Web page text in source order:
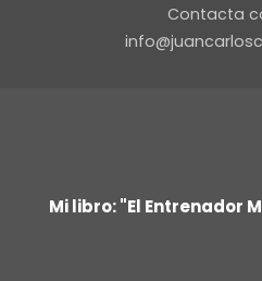
Contacta
Mi libro: "El Entrenador